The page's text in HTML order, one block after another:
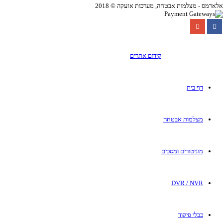
- מצלמות אבטחה, מערכות אזעקה © 2018
קידום אתרים
דף בית
מצלמות אבטחה
מוניטורים ומסכים
DVR / NVR
כבלי פיקוד